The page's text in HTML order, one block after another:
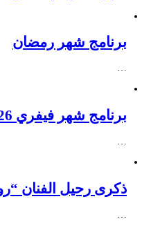
برنامج شهر رمضان
…
برنامج شهر فيفري 2026
…
ذكرى رحيل الفنان
…